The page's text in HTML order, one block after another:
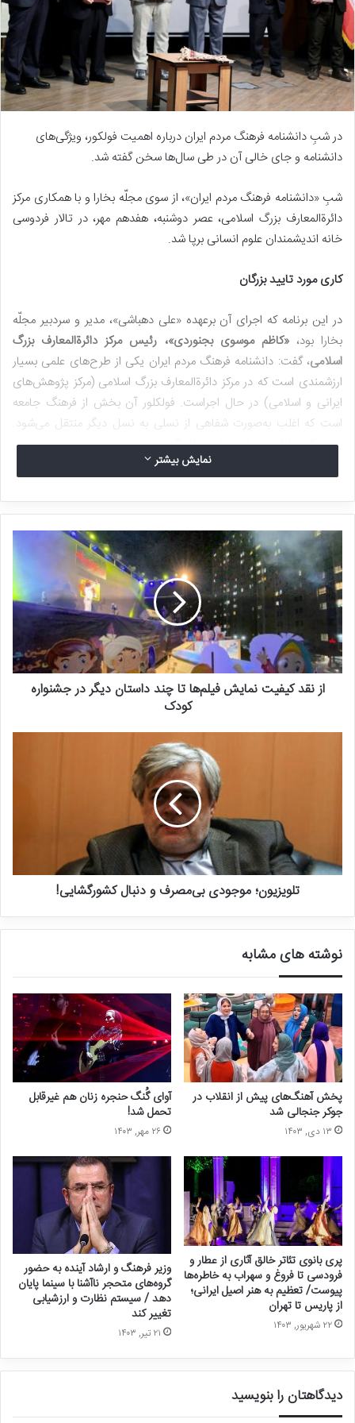
در شبِ دانشنامه فرهنگ مردم ایران درباره اهمیت فولکور، ویژگی‌های
دانشنامه و جای خالی آن در طی سال‌ها سخن گفته شد.
شبِ «دانشنامه فرهنگ مردم ایران»، از سوی مجلّه بخارا و با همکاری مرکز
دائرةالمعارف بزرگ اسلامی، عصر دوشنبه، هفدهم مهر، در تالار فردوسی
خانه اندیشمندان علوم انسانی برپا شد.
کاری مورد تایید بزرگان
در این برنامه که اجرای آن برعهده «علی دهباشی»، مدیر و سردبیر مجلّه
بخارا بود،«کاظم موسوی بجنوردی»، رئیس مرکز دائرةالمعارف بزرگ
اسلامی، گفت: دانشنامه فرهنگ مردم ایران یکی از طرح‌های علمی بسیار
ارزشمندی است که در مرکز دائرة‌المعارف بزرگ اسلامی (مرکز پژوهش‌های
ایرانی و اسلامی) در حال اجراست. فولکلور آن بخش از فرهنگ جامعه
است که اغلب به‌صورت شفاهی از نسلی به نسل دیگر منتقل می‌شود.
عرض کردم اغلب، زیرا همیشه به این‌گونه نیست.
تعریف کرد، ادامه داد: اگر بخواهیم به‌صورت فشرده بگوییم، می‌توان گفت
که فرهنگ هر جامعه شامل دو بخش است؛ فرهنگ رسمی و فرهنگ غیر
رسمی؛ فولکلور همان فرهنگ غیررسمی است و شامل این اجزا می‌شود:
اساطیر، افسانه‌ها، قصه‌ها، لطیفه‌ها، چیستان‌ها، اشعار، ترانه‌ها،
ضرب‌المثل‌ها، لالایی‌ها و هر آنچه به‌‎نوعی می‌توان ادبیات عامه نامید.
علاوه بر این، بخش دیگر از فولکلور شامل آیین‌ها، مراسم و باورهای مرتبط
با تولد، ازدواج و مرگ است. بخش دیگر شامل آیین‌های جمعی مانند
جشن‌های مختلف ازجمله نوروز، یلدا، عید فطر، عید قربان، و نیز
آیین‌هایی مانند سفره‌های نذری و نیز باورهایی مانند نظر قربانی، قربانی
کردن و مواردی مانند این‌هاست.
رئیس مرکز دائرة‌المعارف بزرگ اسلامی خاطرنشان کرد: در یک نگاه کلی،
می‌توان گفت فولکلور هویت ملی را بازتاب می‌دهد. ما به عنوان یک ملت
و آن هم یک ملت تاریخی، در سراسر ایران از طریق فولکلور خود
همبستگی و وحدت می‌یابیم. هر یک از مواردی را که ذکر کردیم برای نمونه
آداب و آیین‌های مربوط به عروسی یا نوروز در سراسر ایران کم و بیش شبیه
به هم برگزار می‌شود هم به این سبب است که می‌گوییم فولکلور باعث
تحکیم همبستگی ملی می‌شود.
او اضافه کرد: بیش از ٩٠ سال است که پژوهشگران ایرانی مشغول گردآوری
و ثبت اجزای فولکلور در شهر و روستا هستند. ما در مرکز دائرةالمعارف بزرگ
فرهنگ مردم ایران موضوعی بسیار ضروری و در عین حال عاجل است زیرا
همان‌گونه که عرض کردم فولکلور ما آیینه‌ای است که همه ویژگی‌های ما
شامل ترس‌ها، نگرانی‌ها، دل‌مشغولی‌ها، ارزش‌ها، شادی‌ها، و چگونگی
بروز این‌ها را به‌عنوان یک ملت بازتاب می‌دهد. این موضوع به‌ویژه در این
دوره اهمیت اساسی دارد. زیرامتأسفانه در این سال‌ها هویت ایرانی ما
مورد هجمه قرار گرفته است و دشمنان قسم‌خورده هویت ایرانی در لباس
دفاع از این قوم یا از آن قوم قصد دارند وحدت ملی و در نهایت تمامیت
ارضی ایران عزیز ما را خدشه‌دار کنند.
او در پایان گفت: مقالات این دانشنامه نشان می‌دهد مردم سراسر ایران از
آذربایجان تا خراسان و از خراسان تا بلوچستان و از بلوچستان تا
خوزستان و لرستان و کردستان و مناطق مرکزی ایران تاریخ و فرهنگ
مشترکی دارند. اینکه تدوین و تألیف این دانشنامه مورد تأیید و استقبال
بزرگانی مانند شادروانان استاد احسان یارشاطر و استاد ایرج افشار قرار
گرفت خود مؤید درستی کار ماست.
نمایش بیشتر
از نقد کیفیت نمایش فیلم‌ها تا چند داستان دیگر در جشنواره
کودک
تلویزیون؛ موجودی بی‌مصرف و دنبال کشورگشایی!
نوشته های مشابه
پخش آهنگ‌های پیش از انقلاب در
جوکر جنجالی شد
۱۳ دی, ۱۴۰۳
آوای گُنگ حنجره‌ زنان هم غیرقابل
تحمل شد!
۲۶ مهر, ۱۴۰۳
پری بانوی تئاتر خالق آثاری از عطار و
فرودسی تا فروغ و سهراب به خاطره‌ها
پیوست/ تعظیم به هنر اصیل ایرانی؛
از پاریس تا تهران
۲۲ شهریور, ۱۴۰۳
وزیر فرهنگ و ارشاد آینده به حضور
گروه‌های متحجر ناآشنا با سینما پایان
دهد / سیستم نظارت و ارزشیابی
تغییر کند
۲۱ تیر, ۱۴۰۳
دیدگاهتان را بنویسید